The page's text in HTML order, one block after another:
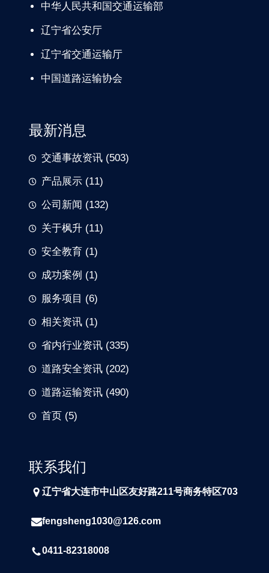
中华人民共和国交通运输部
辽宁省公安厅
辽宁省交通运输厅
中国道路运输协会
最新消息
交通事故资讯 (503)
产品展示 (11)
公司新闻 (132)
关于枫升 (11)
安全教育 (1)
成功案例 (1)
服务项目 (6)
相关资讯 (1)
省内行业资讯 (335)
道路安全资讯 (202)
道路运输资讯 (490)
首页 (5)
联系我们
辽宁省大连市中山区友好路211号商务特区703
fengsheng1030@126.com
0411-82318008